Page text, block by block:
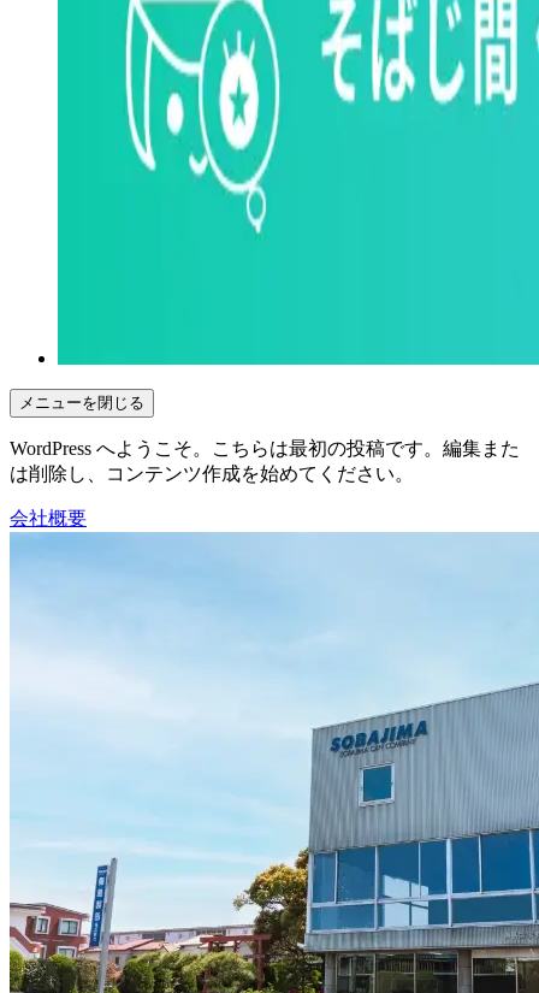
メニューを閉じる
WordPress へようこそ。こちらは最初の投稿です。編集また
は削除し、コンテンツ作成を始めてください。
会社概要